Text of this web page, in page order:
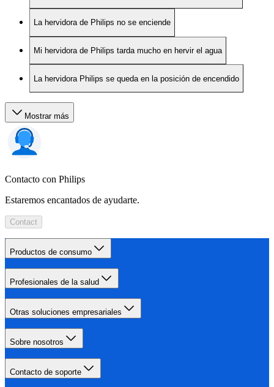
La hervidora de Philips no se enciende
Mi hervidora de Philips tarda mucho en hervir el agua
La hervidora Philips se queda en la posición de encendido
Mostrar más
Contacto con Philips
Estaremos encantados de ayudarte.
Contact
Productos de consumo
Profesionales de la salud
Otras soluciones empresariales
Sobre nosotros
Contacto de soporte